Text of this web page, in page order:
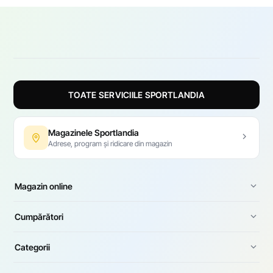
TOATE SERVICIILE SPORTLANDIA
Magazinele Sportlandia
Adrese, program și ridicare din magazin
Magazin online
Cumpărători
Categorii